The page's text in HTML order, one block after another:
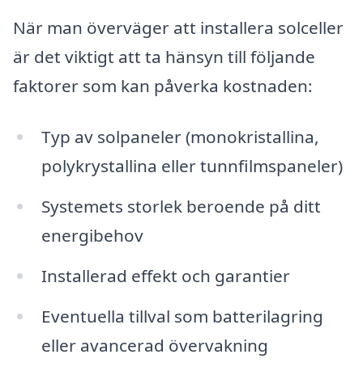
När man överväger att installera solceller
är det viktigt att ta hänsyn till följande
faktorer som kan påverka kostnaden:
Typ av solpaneler (monokristallina,
polykrystallina eller tunnfilmspaneler)
Systemets storlek beroende på ditt
energibehov
Installerad effekt och garantier
Eventuella tillval som batterilagring
eller avancerad övervakning